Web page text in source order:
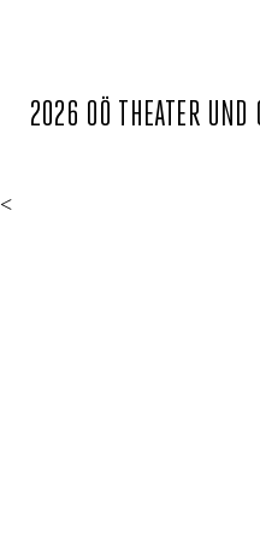
2026 OÖ THEATER UND
<